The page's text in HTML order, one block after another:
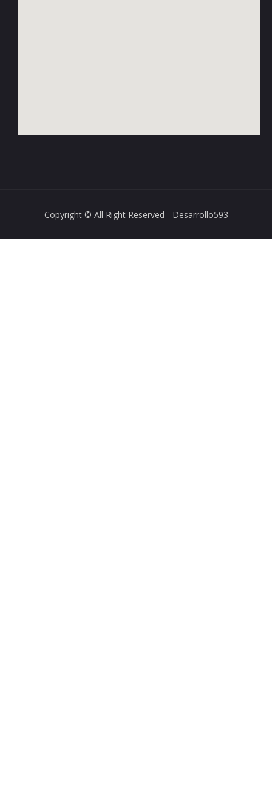
Copyright © All Right Reserved - Desarrollo593